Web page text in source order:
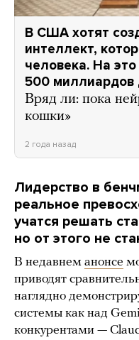
В США хотят
интеллект,
человека. На
500 миллиардов
Вряд ли: пока
кошки»
2 года назад
Лидерство в
реальное
учатся решать
но от этого не
В недавнем анонсе
приводят
наглядно
системы как над
конкурентами —